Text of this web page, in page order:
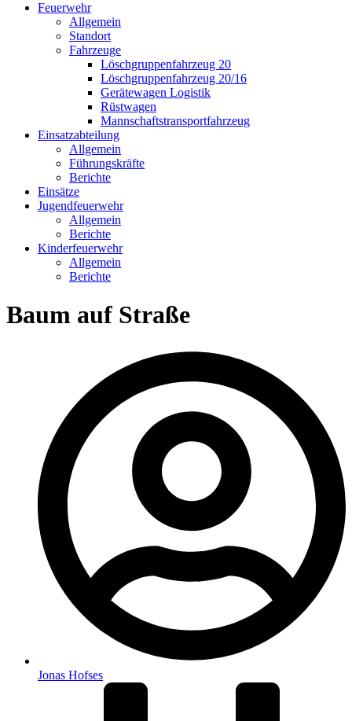
Feuerwehr
Allgemein
Standort
Fahrzeuge
Löschgruppen­fahrzeug 20
Lösch­gruppen­fahrzeug 20/16
Geräte­wagen Logistik
Rüst­wagen
Mannschafts­transportfahrzeug
Einsatz­abteilung
Allgemein
Führungs­kräfte
Berichte
Einsätze
Jugend­feuerwehr
Allgemein
Berichte
Kinder­feuerwehr
Allgemein
Berichte
Baum auf Straße
Jonas Hofses